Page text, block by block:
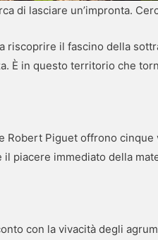
di lasciare un’impronta.
riscoprire il fascino della
È in questo territorio che
Robert Piguet offrono
piacere immediato della
con la vivacità degli